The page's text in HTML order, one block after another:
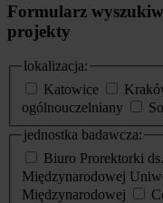
Formularz
projekty
lokalizacja:
Katowice
ogólnouczelniany
jednostka badawcza:
Biuro Prorektorki
Międzynarodowej
Międzynarodowej